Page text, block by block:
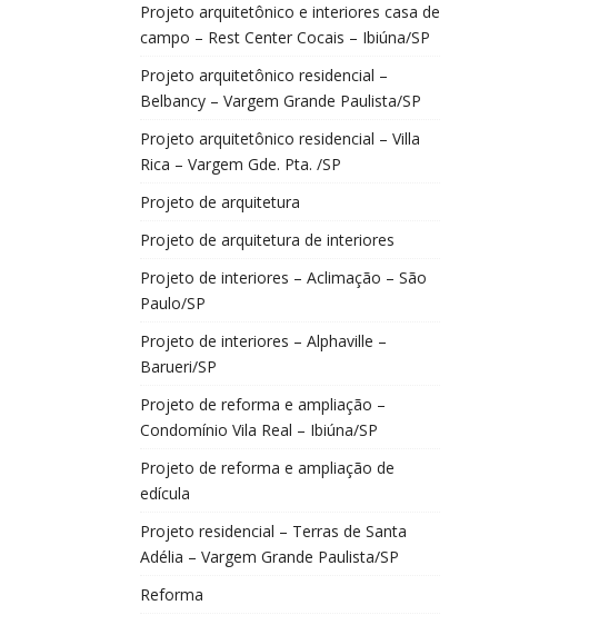
Projeto arquitetônico e interiores casa de
campo – Rest Center Cocais – Ibiúna/SP
Projeto arquitetônico residencial –
Belbancy – Vargem Grande Paulista/SP
Projeto arquitetônico residencial – Villa
Rica – Vargem Gde. Pta. /SP
Projeto de arquitetura
Projeto de arquitetura de interiores
Projeto de interiores – Aclimação – São
Paulo/SP
Projeto de interiores – Alphaville –
Barueri/SP
Projeto de reforma e ampliação –
Condomínio Vila Real – Ibiúna/SP
Projeto de reforma e ampliação de
edícula
Projeto residencial – Terras de Santa
Adélia – Vargem Grande Paulista/SP
Reforma